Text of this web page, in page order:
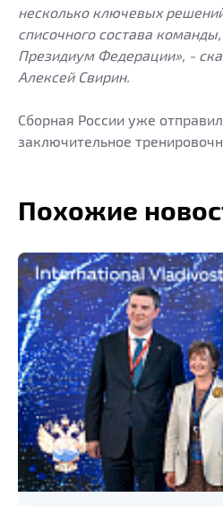
несколько ключевых
списочного состава
Президиум Федерации», -
Алексей Свирин.
Сборная России уже
заключительное
Похожие